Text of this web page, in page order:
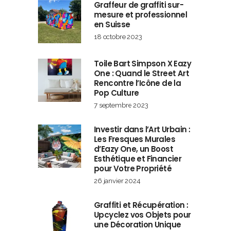
Graffeur de graffiti sur-
mesure et professionnel
en Suisse
18 octobre 2023
Toile Bart Simpson X Eazy
One : Quand le Street Art
Rencontre l’Icône de la
Pop Culture
7 septembre 2023
Investir dans l’Art Urbain :
Les Fresques Murales
d’Eazy One, un Boost
Esthétique et Financier
pour Votre Propriété
26 janvier 2024
Graffiti et Récupération :
Upcyclez vos Objets pour
une Décoration Unique